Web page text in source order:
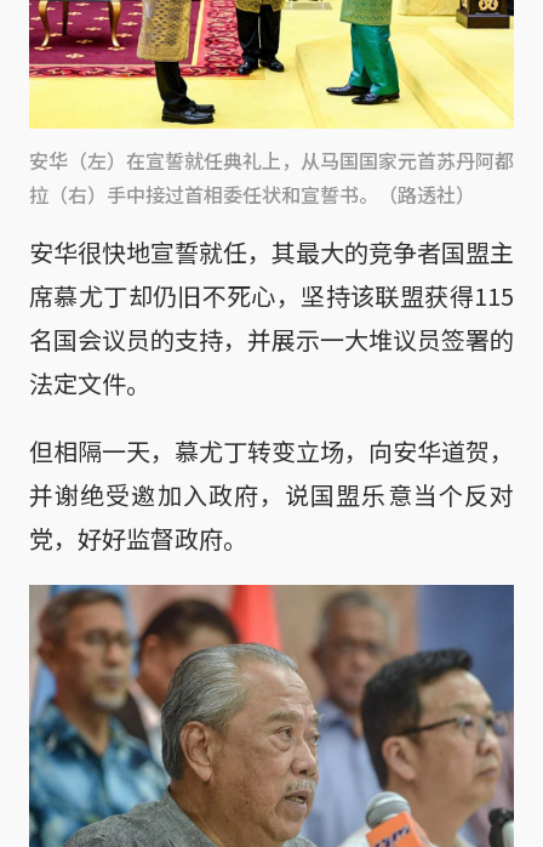
安华（左）在宣誓就任典礼上，从马国国家元首苏丹阿都
拉（右）手中接过首相委任状和宣誓书。（路透社）
安华很快地宣誓就任，其最大的竞争者国盟主
席慕尤丁却仍旧不死心，坚持该联盟获得115
名国会议员的支持，并展示一大堆议员签署的
法定文件。
但相隔一天，慕尤丁转变立场，向安华道贺，
并谢绝受邀加入政府，说国盟乐意当个反对
党，好好监督政府。